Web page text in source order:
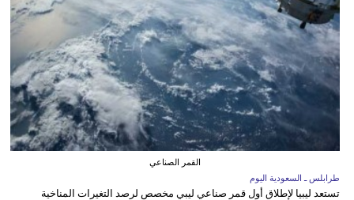
القمر الصناعي
طرابلس ـ السعودية اليوم
تستعد ليبيا لإطلاق أول قمر صناعي ليبي مخصص لرصد التغيرات المناخية